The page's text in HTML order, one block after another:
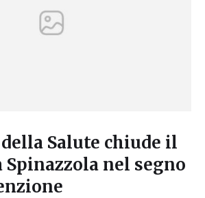
Salute chiude il
Spinazzola nel segno